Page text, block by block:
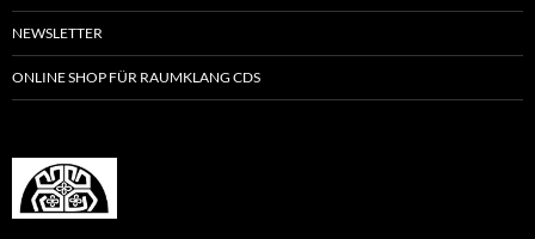
NEWSLETTER
ONLINE SHOP FÜR RAUMKLANG CDS